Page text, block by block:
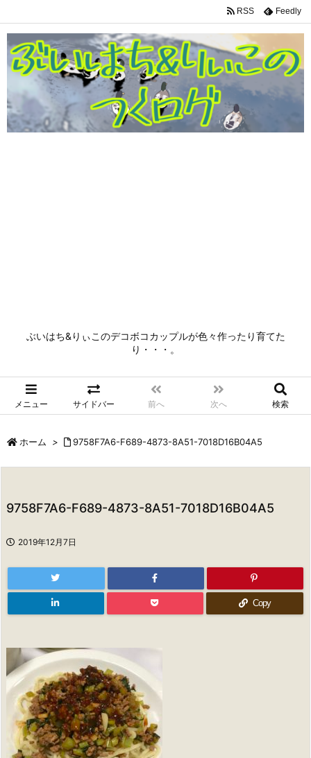
ぶいはち&りぃこのデコボコカップルが色々作ったり育てた
り・・・。
メニュー サイドバー 前へ 次へ 検索
RSS Feedly
ホーム > 9758F7A6-F689-4873-8A51-7018D16B04A5
9758F7A6-F689-4873-8A51-7018D16B04A5
2019年12月7日
Copy